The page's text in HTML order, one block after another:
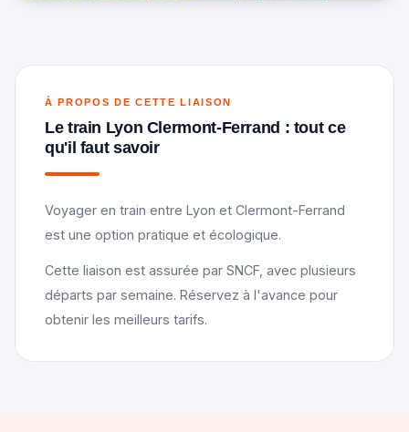
À PROPOS DE CETTE LIAISON
Le train Lyon Clermont-Ferrand : tout ce
qu'il faut savoir
Voyager en train entre Lyon et Clermont-Ferrand
est une option pratique et écologique.
Cette liaison est assurée par SNCF, avec plusieurs
départs par semaine. Réservez à l'avance pour
obtenir les meilleurs tarifs.